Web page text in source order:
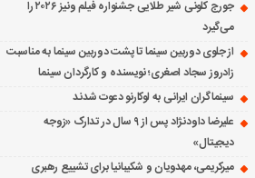
جورج کلونی شیر طلایی جشنواره فیلم ونیز ۲۰۲۶ را
می‌گیرد
از جلوی دوربین سینما تا پشت دوربین سینما به مناسبت
زادروز سجاد اصغری؛ نویسنده و کارگردان سینما
سینماگران ایرانی به لوکارنو دعوت شدند
علیرضا داودنژاد پس از ۹ سال در تدارک «زوجه
دیجیتال»
میرکریمی، مهدویان و شکیبانیا برای تشییع رهبری